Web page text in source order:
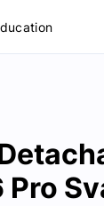
Pro